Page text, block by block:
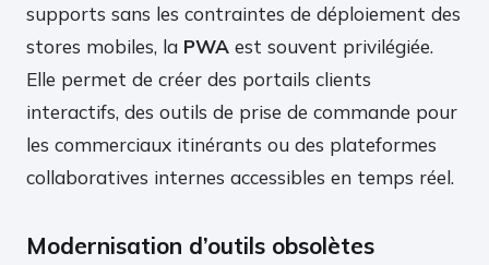
supports sans les contraintes de déploiement des
stores mobiles, la PWA est souvent privilégiée.
Elle permet de créer des portails clients
interactifs, des outils de prise de commande pour
les commerciaux itinérants ou des plateformes
collaboratives internes accessibles en temps réel.
Modernisation d’outils obsolètes